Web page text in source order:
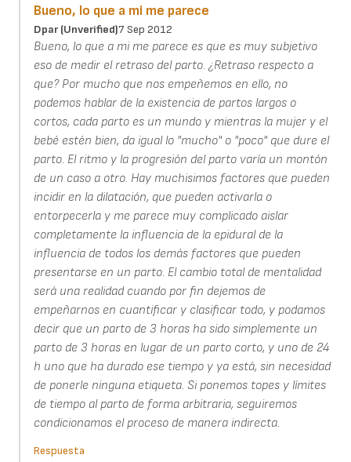
Bueno, lo que a mi me parece
Dpar (unverified)7 Sep 2012
Bueno, lo que a mi me parece es que es muy subjetivo
eso de medir el retraso del parto. ¿Retraso respecto a
que? Por mucho que nos empeñemos en ello, no
podemos hablar de la existencia de partos largos o
cortos, cada parto es un mundo y mientras la mujer y el
bebé estén bien, da igual lo "mucho" o "poco" que dure el
parto. El ritmo y la progresión del parto varía un montón
de un caso a otro. Hay muchisimos factores que pueden
incidir en la dilatación, que pueden activarla o
entorpecerla y me parece muy complicado aislar
completamente la influencia de la epidural de la
influencia de todos los demás factores que pueden
presentarse en un parto. El cambio total de mentalidad
será una realidad cuando por fin dejemos de
empeñarnos en cuantificar y clasificar todo, y podamos
decir que un parto de 3 horas ha sido simplemente un
parto de 3 horas en lugar de un parto corto, y uno de 24
h uno que ha durado ese tiempo y ya está, sin necesidad
de ponerle ninguna etiqueta. Si ponemos topes y límites
de tiempo al parto de forma arbitraria, seguiremos
condicionamos el proceso de manera indirecta.
Respuesta